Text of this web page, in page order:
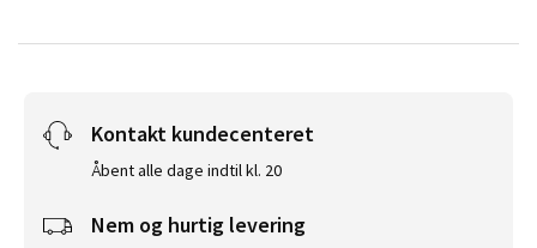
Kontakt kundecenteret
Åbent alle dage indtil kl. 20
Nem og hurtig levering